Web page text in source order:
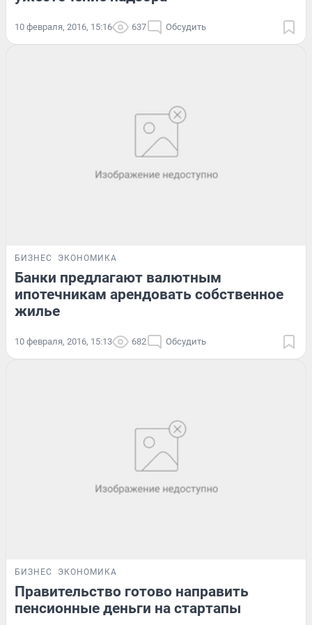
10 февраля, 2016, 15:16 637 Обсудить
БИЗНЕС ЭКОНОМИКА
Банки предлагают валютным
ипотечникам арендовать собственное
жилье
10 февраля, 2016, 15:13 682 Обсудить
БИЗНЕС ЭКОНОМИКА
Правительство готово направить
пенсионные деньги на стартапы